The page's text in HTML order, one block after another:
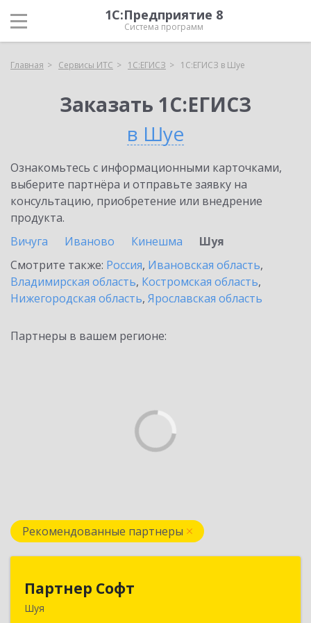
1С:Предприятие 8
Система программ
Главная Сервисы ИТС 1С:ЕГИСЗ 1С:ЕГИСЗ в Шуе
Заказать 1С:ЕГИСЗ
в Шуе
Ознакомьтесь с информационными карточками,
выберите партнёра и отправьте заявку на
консультацию, приобретение или внедрение
продукта.
Вичуга
Иваново Кинешма
Шуя
Смотрите также: Россия, Ивановская область,
Владимирская область, Костромская область,
Нижегородская область, Ярославская область
Партнеры в вашем регионе:
Рекомендованные партнеры
Партнер Софт
Шуя155900, Ивановская обл, Шуйский р-н, Шуя г,